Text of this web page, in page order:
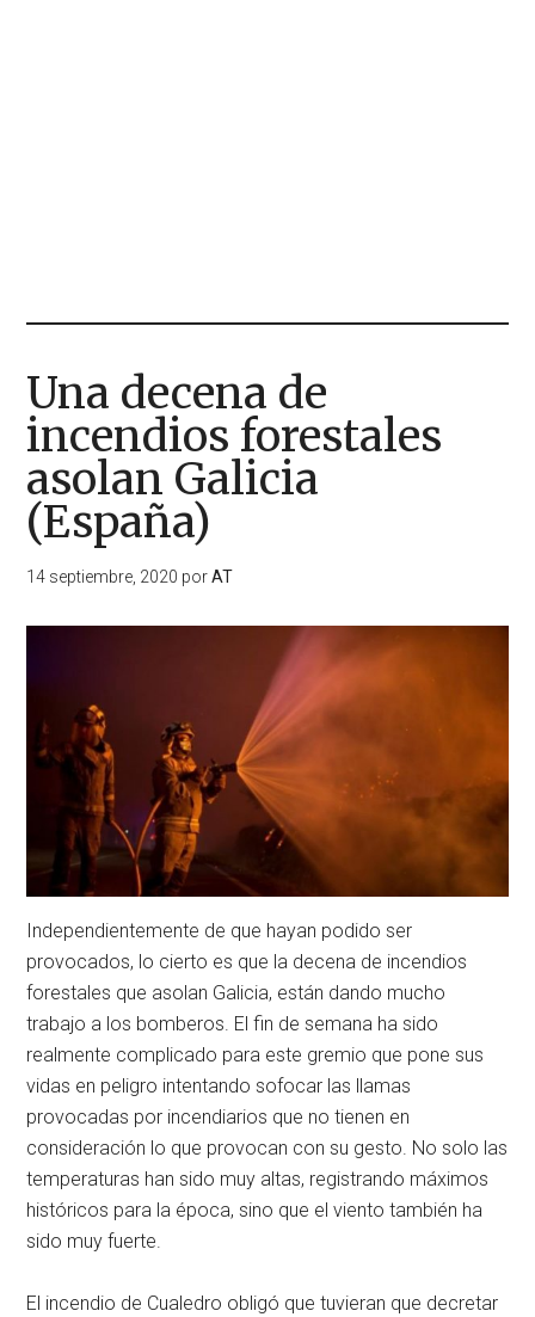
Una decena de
incendios forestales
asolan Galicia
(España)
14 septiembre, 2020 porAT
Independientemente de que hayan podido ser
provocados, lo cierto es que la decena de incendios
forestales que asolan Galicia, están dando mucho
trabajo a los bomberos. El fin de semana ha sido
realmente complicado para este gremio que pone sus
vidas en peligro intentando sofocar las llamas
provocadas por incendiarios que no tienen en
consideración lo que provocan con su gesto. No solo las
temperaturas han sido muy altas, registrando máximos
históricos para la época, sino que el viento también ha
sido muy fuerte.
El incendio de Cualedro obligó que tuvieran que decretar